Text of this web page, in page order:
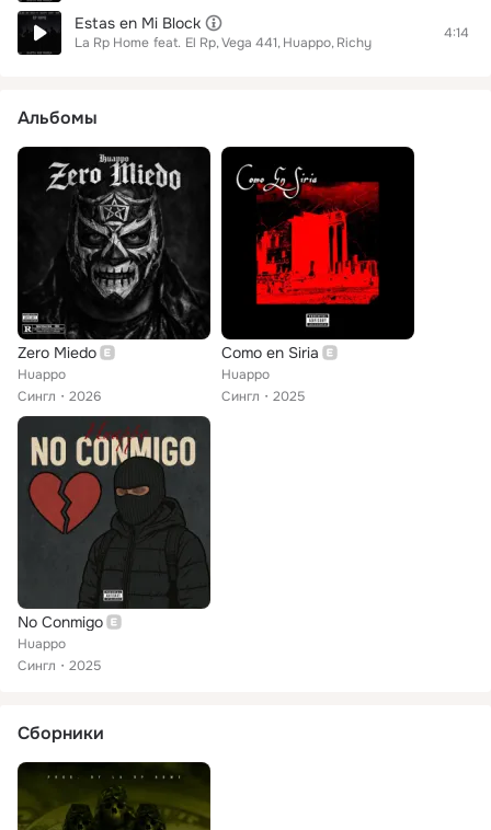
Estas en Mi Block
La Rp Home feat. El Rp Vega 441 Huappo Richy
4:14
Альбомы
Zero Miedo
Huappo
Сингл
2026
Como en Siria
Huappo
Сингл
2025
No Conmigo
Huappo
Сингл
2025
Сборники